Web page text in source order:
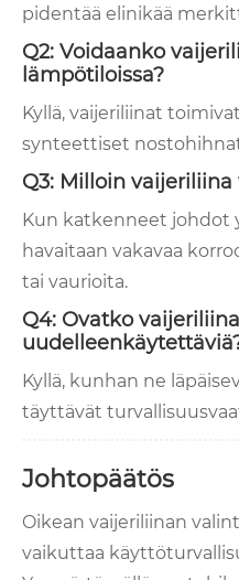
pidentää elinikää
Q2: Voidaanko
lämpötiloissa?
Kyllä, vaijeriliinat
synteettiset
Q3: Milloin
Kun katkenneet johdot
havaitaan vakavaa
tai vaurioita.
Q4: Ovatko
Kyllä, kunhan ne
täyttävät
Johtopäätös
Oikean vaijeriliinan
vaikuttaa